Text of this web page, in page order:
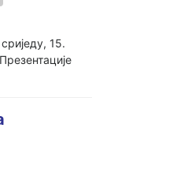
15.